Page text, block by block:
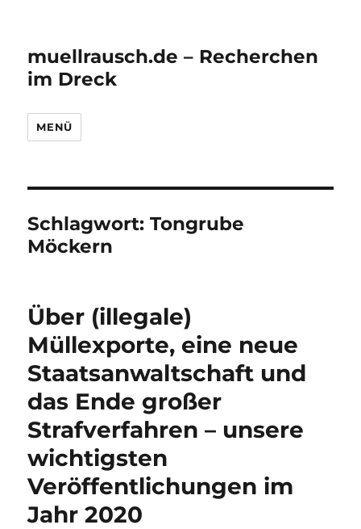
muellrausch.de – Recherchen
im Dreck
MENÜ
Schlagwort:Tongrube
Möckern
Über (illegale)
Müllexporte, eine neue
Staatsanwaltschaft und
das Ende großer
Strafverfahren – unsere
wichtigsten
Veröffentlichungen im
Jahr 2020